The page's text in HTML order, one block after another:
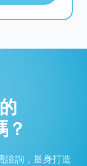
？
諮詢，量身打造